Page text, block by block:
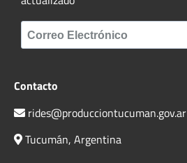
Contacto
rides@producciontucuman.gov.ar
Tucumán, Argentina